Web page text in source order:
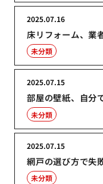
床リフォーム、業
2025.07.16
未分類
部屋の壁紙、自分
2025.07.15
未分類
網戸の選び方で失
2025.07.15
未分類